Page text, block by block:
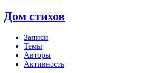
Дом стихов
Записи
Темы
Авторы
Активность